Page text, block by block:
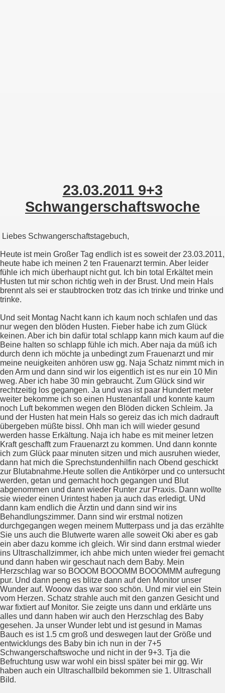
23.03.2011 9+3
Schwangerschaftswoche
Liebes Schwangerschaftstagebuch,
Heute ist mein Großer Tag endlich ist es soweit der 23.03.2011,
heute habe ich meinen 2 ten Frauenarzt termin. Aber leider
fühle ich mich überhaupt nicht gut. Ich bin total Erkältet mein
Husten tut mir schon richtig weh in der Brust. Und mein Hals
brennt als sei er staubtrocken trotz das ich trinke und trinke und
trinke.
Und seit Montag Nacht kann ich kaum noch schlafen und das
nur wegen den blöden Husten. Fieber habe ich zum Glück
keinen. Aber ich bin dafür total schlapp kann mich kaum auf die
Beine halten so schlapp fühle ich mich. Aber naja da müß ich
durch denn ich möchte ja unbedingt zum Frauenarzt und mir
meine neuigkeiten anhören usw gg. Naja Schatz nimmt mich in
den Arm und dann sind wir los eigentlich ist es nur ein 10 Min
weg. Aber ich habe 30 min gebraucht. Zum Glück sind wir
rechtzeitig los gegangen. Ja und was ist paar Hundert meter
weiter bekomme ich so einen Hustenanfall und konnte kaum
noch Luft bekommen wegen den Blöden dicken Schleim. Ja
und der Husten hat mein Hals so gereiz das ich mich dadrauft
übergeben müßte bissl. Ohh man ich will wieder gesund
werden hasse Erkältung. Naja ich habe es mit meiner letzen
Kraft geschafft zum Frauenarzt zu kommen. Und dann konnte
ich zum Glück paar minuten sitzen und mich ausruhen wieder,
dann hat mich die Sprechstundenhilfin nach Obend geschickt
zur Blutabnahme.Heute sollen die Antikörper und co untersucht
werden, getan und gemacht hoch gegangen und Blut
abgenommen und dann wieder Runter zur Praxis. Dann wollte
sie wieder einen Urintest haben ja auch das erledigt. UNd
dann kam endlich die Ärztin und dann sind wir ins
Behandlungszimmer. Dann sind wir erstmal notizen
durchgegangen wegen meinem Mutterpass und ja das erzählte
Sie uns auch die Blutwerte waren alle soweit Oki aber es gab
ein aber dazu komme ich gleich. Wir sind dann erstmal wieder
ins Ultraschallzimmer, ich ahbe mich unten wieder frei gemacht
und dann haben wir geschaut nach dem Baby. Mein
Herzschlag war so BOOOM BOOOMM BOOOMMM aufregung
pur. Und dann peng es blitze dann auf den Monitor unser
Wunder auf. Wooow das war soo schön. Und mir viel ein Stein
vom Herzen. Schatz strahle auch mit den ganzen Gesicht und
war fixtiert auf Monitor. Sie zeigte uns dann und erklärte uns
alles und dann haben wir auch den Herzschlag des Baby
gesehen. Ja unser Wunder lebt und ist gesund in Mamas
Bauch es ist 1.5 cm groß und deswegen laut der Größe und
entwicklungs des Baby bin ich nun in der 7+5
Schwangerschaftswoche und nicht in der 9+3. Tja die
Befruchtung usw war wohl ein bissl später bei mir gg. Wir
haben auch ein Ultraschallbild bekommen sie 1. Ultraschall
Bild.